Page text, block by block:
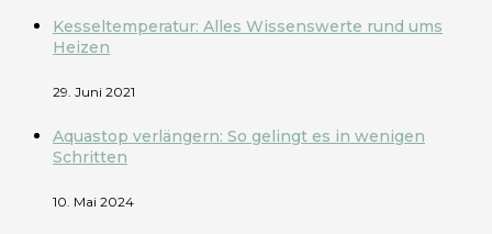
Kesseltemperatur: Alles Wissenswerte rund ums
Heizen
29. Juni 2021
Aquastop verlängern: So gelingt es in wenigen
Schritten
10. Mai 2024